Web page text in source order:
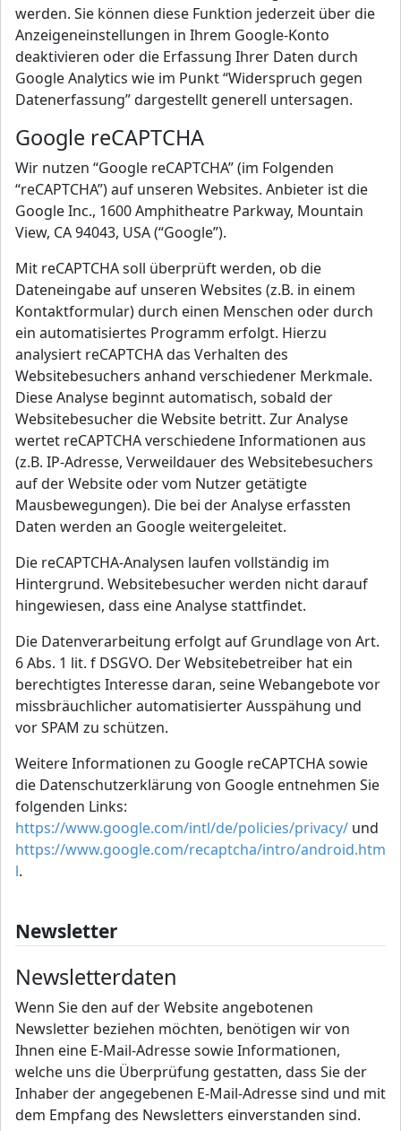
werden. Sie können diese Funktion jederzeit über die
Anzeigeneinstellungen in Ihrem Google-Konto
deaktivieren oder die Erfassung Ihrer Daten durch
Google Analytics wie im Punkt “Widerspruch gegen
Datenerfassung” dargestellt generell untersagen.
Google reCAPTCHA
Wir nutzen “Google reCAPTCHA” (im Folgenden
“reCAPTCHA”) auf unseren Websites. Anbieter ist die
Google Inc., 1600 Amphitheatre Parkway, Mountain
View, CA 94043, USA (“Google”).
Mit reCAPTCHA soll überprüft werden, ob die
Dateneingabe auf unseren Websites (z.B. in einem
Kontaktformular) durch einen Menschen oder durch
ein automatisiertes Programm erfolgt. Hierzu
analysiert reCAPTCHA das Verhalten des
Websitebesuchers anhand verschiedener Merkmale.
Diese Analyse beginnt automatisch, sobald der
Websitebesucher die Website betritt. Zur Analyse
wertet reCAPTCHA verschiedene Informationen aus
(z.B. IP-Adresse, Verweildauer des Websitebesuchers
auf der Website oder vom Nutzer getätigte
Mausbewegungen). Die bei der Analyse erfassten
Daten werden an Google weitergeleitet.
Die reCAPTCHA-Analysen laufen vollständig im
Hintergrund. Websitebesucher werden nicht darauf
hingewiesen, dass eine Analyse stattfindet.
Die Datenverarbeitung erfolgt auf Grundlage von Art.
6 Abs. 1 lit. f DSGVO. Der Websitebetreiber hat ein
berechtigtes Interesse daran, seine Webangebote vor
missbräuchlicher automatisierter Ausspähung und
vor SPAM zu schützen.
Weitere Informationen zu Google reCAPTCHA sowie
die Datenschutzerklärung von Google entnehmen Sie
folgenden Links:
https://www.google.com/intl/de/policies/privacy/ und
https://www.google.com/recaptcha/intro/android.htm
l.
Newsletter
Newsletterdaten
Wenn Sie den auf der Website angebotenen
Newsletter beziehen möchten, benötigen wir von
Ihnen eine E-Mail-Adresse sowie Informationen,
welche uns die Überprüfung gestatten, dass Sie der
Inhaber der angegebenen E-Mail-Adresse sind und mit
dem Empfang des Newsletters einverstanden sind.